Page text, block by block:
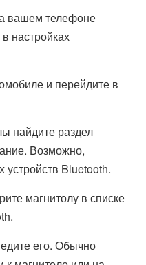
вашем телефоне
настройках
и перейдите в
найдите раздел
Возможно,
устройств Bluetooth.
магнитолу в списке
его. Обычно